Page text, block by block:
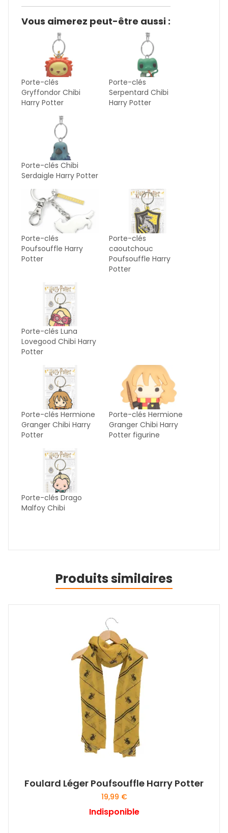
Vous aimerez peut-être aussi :
Porte-clés
Gryffondor Chibi
Harry Potter
Porte-clés
Serpentard Chibi
Harry Potter
Porte-clés Chibi
Serdaigle Harry Potter
Porte-clés
Poufsouffle Harry
Potter
Porte-clés
caoutchouc
Poufsouffle Harry
Potter
Porte-clés Luna
Lovegood Chibi Harry
Potter
Porte-clés Hermione
Granger Chibi Harry
Potter
Porte-clés Hermione
Granger Chibi Harry
Potter figurine
Porte-clés Drago
Malfoy Chibi
Produits similaires
Foulard Léger Poufsouffle Harry Potter
19,99 €
Indisponible